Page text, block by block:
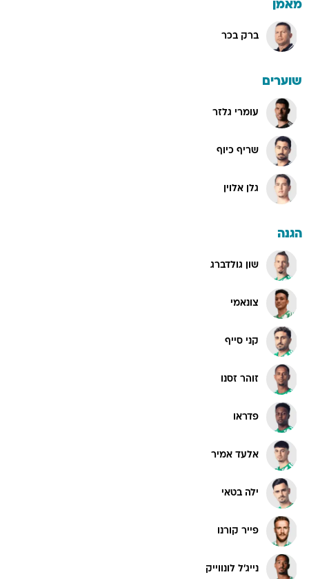
מאמן
ברק בכר
שוערים
עומרי גלזר
שריף כיוף
גלן אלוין
הגנה
שון גולדברג
צונאמי
קני סייף
זוהר זסנו
פדראו
אלעד אמיר
ילה בטאי
פייר קורנו
נייג'ל לונווייק